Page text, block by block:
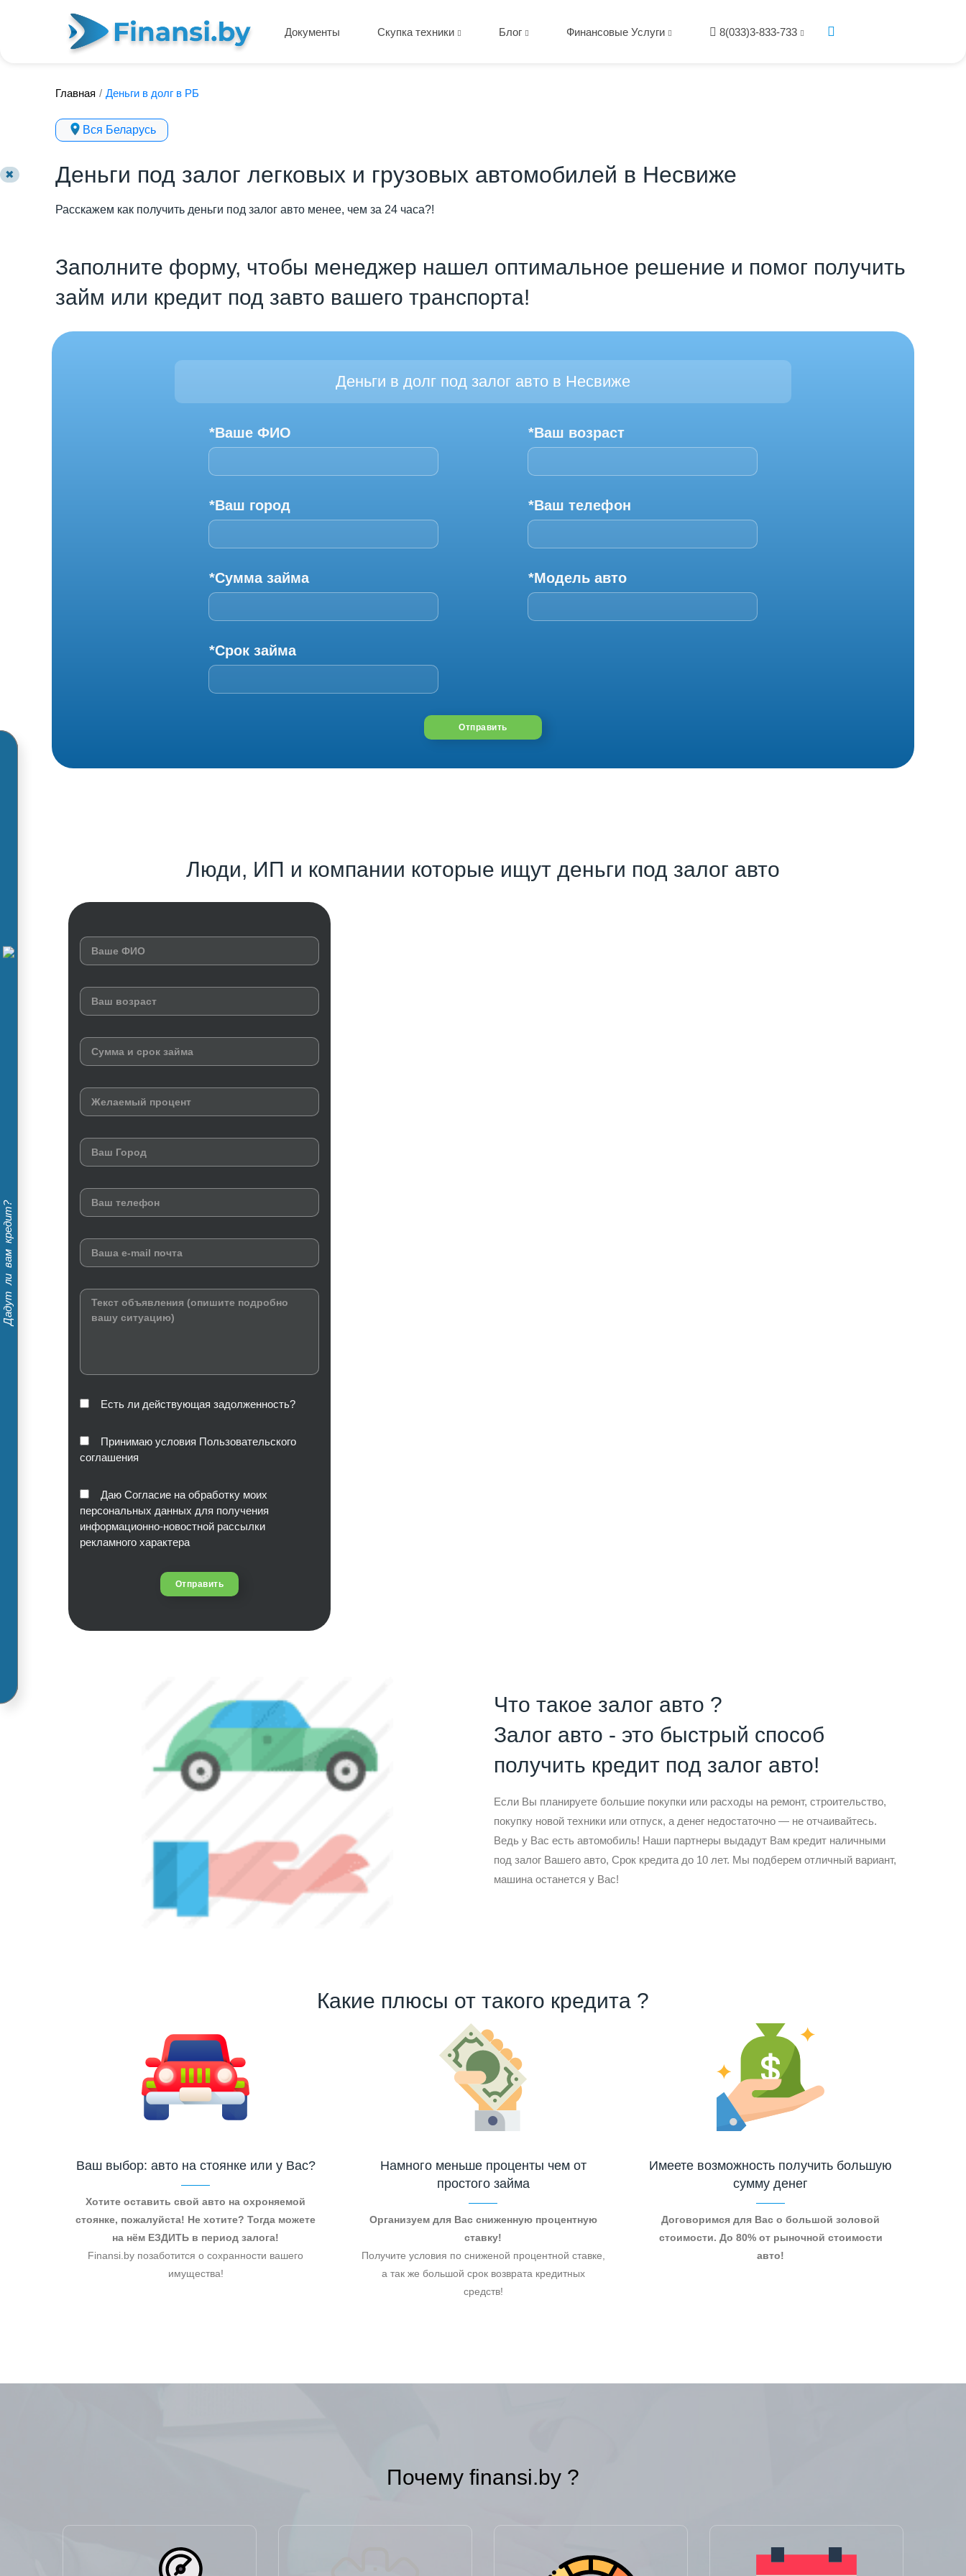
Документы Скупка техники Блог Финансовые Услуги 8(033)3-833-733
✖
Дадут ли вам кредит?
Главная / Деньги в долг в РБ
Вся Беларусь
Деньги под залог легковых и грузовых автомобилей в Несвиже
Расскажем как получить деньги под залог авто менее, чем за 24 часа?!
Заполните форму, чтобы менеджер нашел оптимальное решение и помог получить
займ или кредит под завто вашего транспорта!
Деньги в долг под залог авто в Несвиже
*Ваше ФИО *Ваш возраст
*Ваш город *Ваш телефон
*Сумма займа *Модель авто
*Срок займа
Отправить
Люди, ИП и компании которые ищут деньги под залог авто
Есть ли действующая задолженность?
Принимаю условия Пользовательского
соглашения
Даю Согласие на обработку моих
персональных данных для получения
информационно-новостной рассылки
рекламного характера
Отправить
Что такое залог авто ?
Залог авто - это быстрый способ
получить кредит под залог авто!
Если Вы планируете большие покупки или расходы на ремонт, строительство,
покупку новой техники или отпуск, а денег недостаточно — не отчаивайтесь.
Ведь у Вас есть автомобиль! Наши партнеры выдадут Вам кредит наличными
под залог Вашего авто, Срок кредита до 10 лет. Мы подберем отличный вариант,
машина останется у Вас!
Какие плюсы от такого кредита ?
Ваш выбор: авто на стоянке или у Вас?
Хотите оставить свой авто на охроняемой
стоянке, пожалуйста! Не хотите? Тогда можете
на нём ЕЗДИТЬ в период залога!
Finansi.by позаботится о сохранности вашего
имущества!
Намного меньше проценты чем от
простого займа
Организуем для Вас сниженную процентную
ставку!
Получите условия по сниженой процентной ставке,
а так же большой срок возврата кредитных
средств!
Имеете возможность получить большую
сумму денег
Договоримся для Вас о большой золовой
стоимости. До 80% от рыночной стоимости
авто!
Почему finansi.by ?